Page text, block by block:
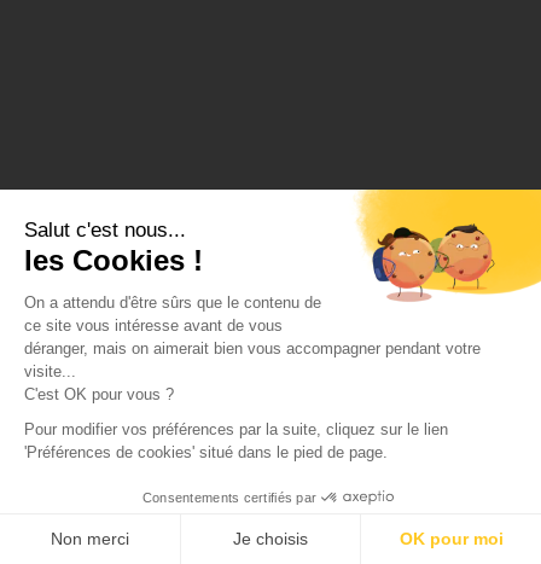
Salut c'est nous...
les Cookies !
On a attendu d'être sûrs que le contenu de
ce site vous intéresse avant de vous
déranger, mais on aimerait bien vous accompagner pendant votre
visite...
C'est OK pour vous ?
Pour modifier vos préférences par la suite, cliquez sur le lien
'Préférences de cookies' situé dans le pied de page.
Consentements certifiés par
Non merci Je choisis OK pour moi